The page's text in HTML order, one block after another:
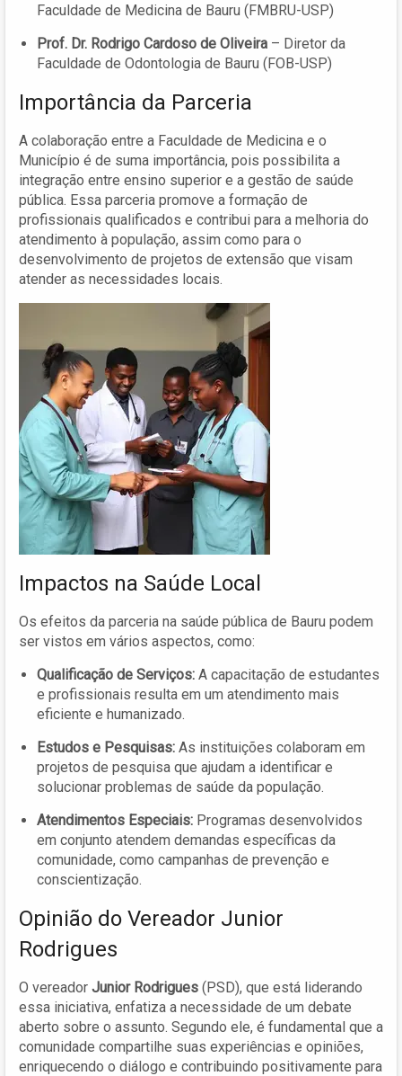
Faculdade de Medicina de Bauru (FMBRU-USP)
Prof. Dr. Rodrigo Cardoso de Oliveira – Diretor da
Faculdade de Odontologia de Bauru (FOB-USP)
Importância da Parceria
A colaboração entre a Faculdade de Medicina e o
Município é de suma importância, pois possibilita a
integração entre ensino superior e a gestão de saúde
pública. Essa parceria promove a formação de
profissionais qualificados e contribui para a melhoria do
atendimento à população, assim como para o
desenvolvimento de projetos de extensão que visam
atender as necessidades locais.
Impactos na Saúde Local
Os efeitos da parceria na saúde pública de Bauru podem
ser vistos em vários aspectos, como:
Qualificação de Serviços: A capacitação de estudantes
e profissionais resulta em um atendimento mais
eficiente e humanizado.
Estudos e Pesquisas: As instituições colaboram em
projetos de pesquisa que ajudam a identificar e
solucionar problemas de saúde da população.
Atendimentos Especiais: Programas desenvolvidos
em conjunto atendem demandas específicas da
comunidade, como campanhas de prevenção e
conscientização.
Opinião do Vereador Junior
Rodrigues
O vereador Junior Rodrigues (PSD), que está liderando
essa iniciativa, enfatiza a necessidade de um debate
aberto sobre o assunto. Segundo ele, é fundamental que a
comunidade compartilhe suas experiências e opiniões,
enriquecendo o diálogo e contribuindo positivamente para